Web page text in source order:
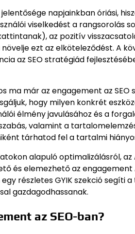
napjainkban óriási,
viselkedést a rangsorolás
az pozitív
növelje ezt az elköteleződést. A
az SEO stratégiád
ma már az engagement az
hogy milyen konkrét
élmény javulásához és a
valamint a
tárhatod fel a tartalmi
alapuló optimalizálásról,
és elemezhető az
részletes GYIK szekció
gazdagodhassanak.
az SEO-ban?